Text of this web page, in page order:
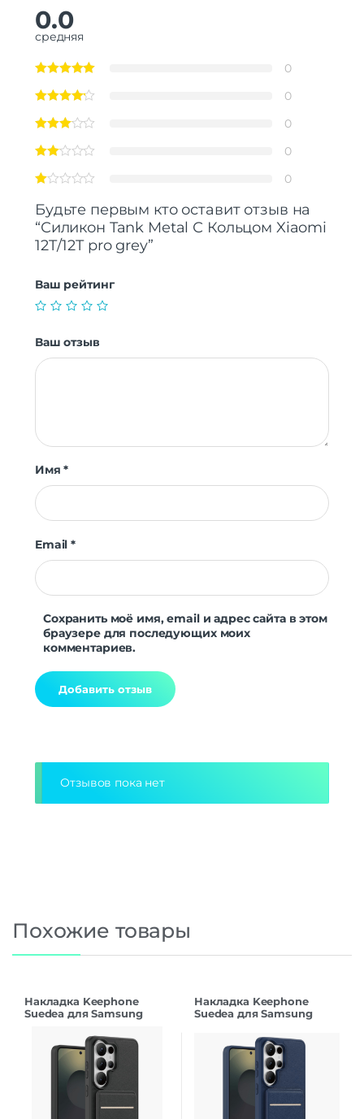
0.0
средняя
0
0
0
0
0
Будьте первым кто оставит отзыв на
“Силикон Tank Metal С Кольцом Xiaomi
12T/12T pro grey”
Ваш рейтинг
Ваш отзыв
Имя*
Email*
Сохранить моё имя, email и адрес сайта в этом
браузере для последующих моих
комментариев.
Отзывов пока нет
Похожие товары
Накладка Keephone
Suedea для Samsung
Накладка Keephone
Suedea для Samsung